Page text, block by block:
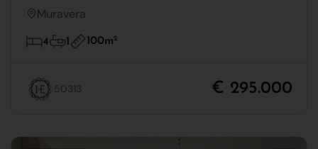
Muravera
4 1 100m2
50313 € 295.000